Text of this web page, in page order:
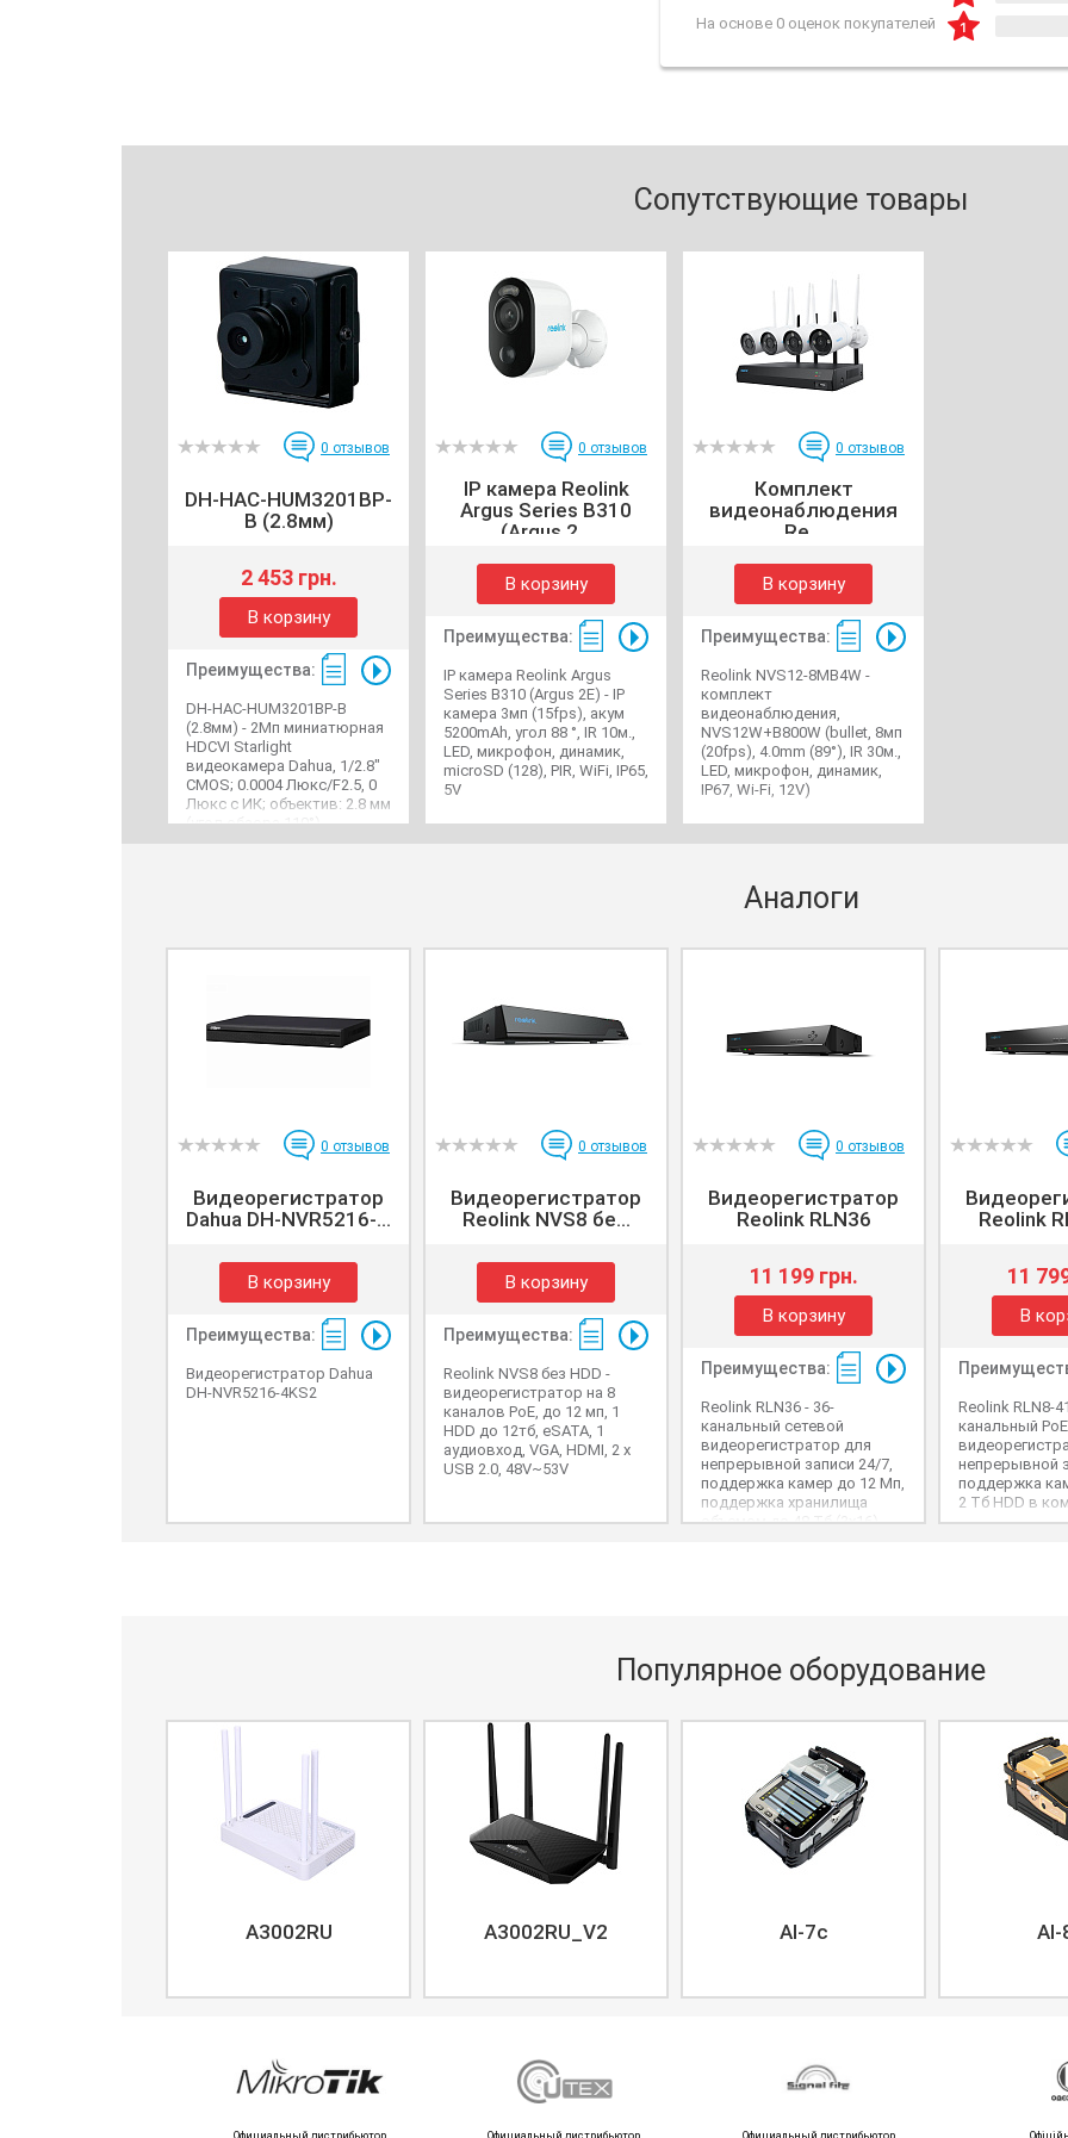
На основе 0 оценок покупателей
Сопутствующие товары
0 отзывов
DH-HAC-HUM3201BP-
B (2.8мм)
2 453 грн.
В корзину
Преимущества:
DH-HAC-HUM3201BP-B
(2.8мм) - 2Мп миниатюрная
HDCVI Starlight
видеокамера Dahua, 1/2.8"
CMOS; 0.0004 Люкс/F2.5, 0
Люкс с ИК; объектив: 2.8 мм
(угол обзора 110°)
0 отзывов
IP камера Reolink
Argus Series B310
(Argus 2...
В корзину
Преимущества:
IP камера Reolink Argus
Series B310 (Argus 2E) - IP
камера 3мп (15fps), акум
5200mAh, угол 88 °, IR 10м.,
LED, микрофон, динамик,
microSD (128), PIR, WiFi, IP65,
5V
0 отзывов
Комплект
видеонаблюдения
Re...
В корзину
Преимущества:
Reolink NVS12-8MB4W -
комплект
видеонаблюдения,
NVS12W+B800W (bullet, 8мп
(20fps), 4.0mm (89°), IR 30м.,
LED, микрофон, динамик,
IP67, Wi-Fi, 12V)
Аналоги
0 отзывов
Видеорегистратор
Dahua DH-NVR5216-...
В корзину
Преимущества:
Видеорегистратор Dahua
DH-NVR5216-4KS2
0 отзывов
Видеорегистратор
Reolink NVS8 бе...
В корзину
Преимущества:
Reolink NVS8 без HDD -
видеорегистратор на 8
каналов PoE, до 12 мп, 1
HDD до 12тб, eSATA, 1
аудиовход, VGA, HDMI, 2 x
USB 2.0, 48V~53V
0 отзывов
Видеорегистратор
Reolink RLN36
11 199 грн.
В корзину
Преимущества:
Reolink RLN36 - 36-
канальный сетевой
видеорегистратор для
непрерывной записи 24/7,
поддержка камер до 12 Мп,
поддержка хранилища
объемом до 48 Тб (3х16)
Reolink
11
В
Reolink RLN8-
канальный PoE
непрерывной
поддержка
2 Тб HDD в
Популярное оборудование
A3002RU A3002RU_V2 AI-7c AI-
Официальный дистрибьютор Официальный дистрибьютор Официальный дистрибьютор